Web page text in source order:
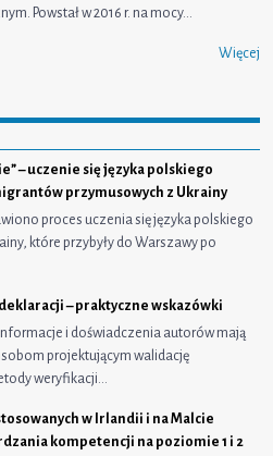
Powstał w 2016 r. na mocy…
Więcej
– uczenie się języka polskiego
przymusowych z Ukrainy
proces uczenia się języka polskiego
które przybyły do Warszawy po
– praktyczne wskazówki
i doświadczenia autorów mają
projektującym walidację
weryfikacji…
w Irlandii i na Malcie
kompetencji na poziomie 1 i 2